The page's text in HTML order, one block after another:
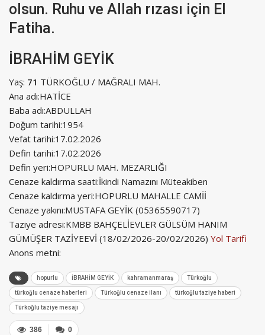
olsun. Ruhu ve Allah rızası için El
Fatiha.
İBRAHİM GEYİK
Yaş: 71 TÜRKOĞLU / MAĞRALI MAH.
Ana adı:HATİCE
Baba adı:ABDULLAH
Doğum tarihi:1954
Vefat tarihi:17.02.2026
Defin tarihi:17.02.2026
Defin yeri:HOPURLU MAH. MEZARLIĞI
Cenaze kaldırma saati:İkindi Namazını Müteakiben
Cenaze kaldırma yeri:HOPURLU MAHALLE CAMİİ
Cenaze yakını:MUSTAFA GEYİK (05365590717)
Taziye adresi:KMBB BAHÇELİEVLER GÜLSÜM HANIM
GÜMÜŞER TAZİYEEVİ (18/02/2026-20/02/2026) Yol Tarifi
Anons metni:
hopurlu İBRAHİM GEYİK kahramanmaraş Türkoğlu
türkoğlu cenaze haberleri Türkoğlu cenaze ilanı türkoğlu taziye haberi
Türkoğlu taziye mesajı
0
386